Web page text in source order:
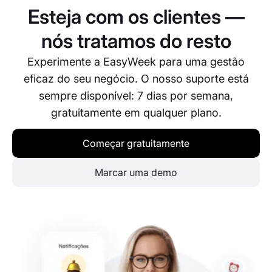
Esteja com os clientes —
nós tratamos do resto
Experimente a EasyWeek para uma gestão
eficaz do seu negócio. O nosso suporte está
sempre disponível: 7 dias por semana,
gratuitamente em qualquer plano.
Começar gratuitamente
Marcar uma demo